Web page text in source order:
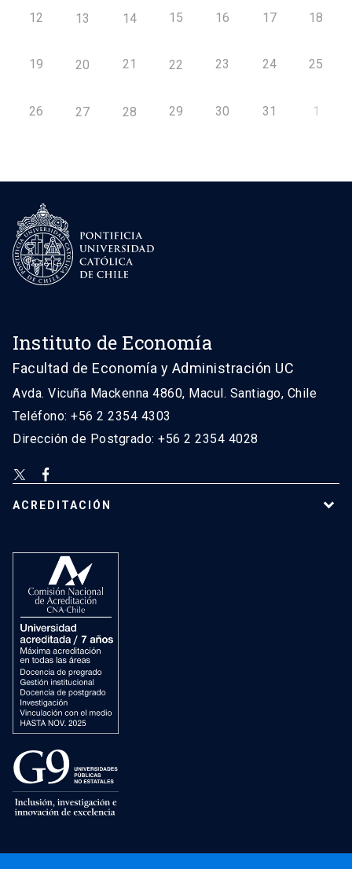
12 13 14 15 16 17 18
19 20 21 22 23 24 25
26 27 28 29 30 31 1
Instituto de Economía
Facultad de Economía y Administración UC
Avda. Vicuña Mackenna 4860, Macul. Santiago, Chile
Teléfono: +56 2 2354 4303
Dirección de Postgrado: +56 2 2354 4028
ACREDITACIÓN